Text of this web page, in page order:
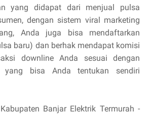
yang didapat dari menjual pulsa
dengan sistem viral marketing
Anda juga bisa mendaftarkan
baru) dan berhak mendapat komisi
downline Anda sesuai dengan
yang bisa Anda tentukan sendiri
Banjar Elektrik Termurah -